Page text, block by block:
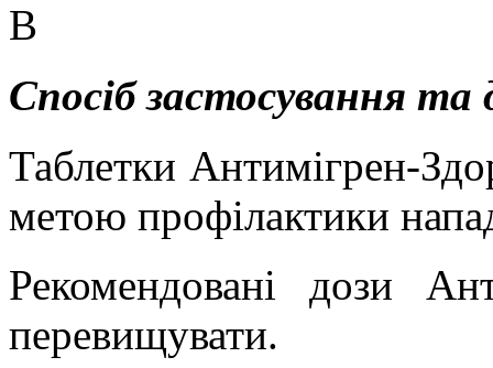
В
Спосіб застосування та
Таблетки Антимігрен-
метою профілактики
Рекомендовані дози
перевищувати.